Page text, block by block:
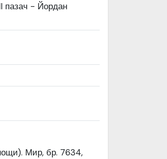
пазач - Йордан
Мир, бр. 7634,